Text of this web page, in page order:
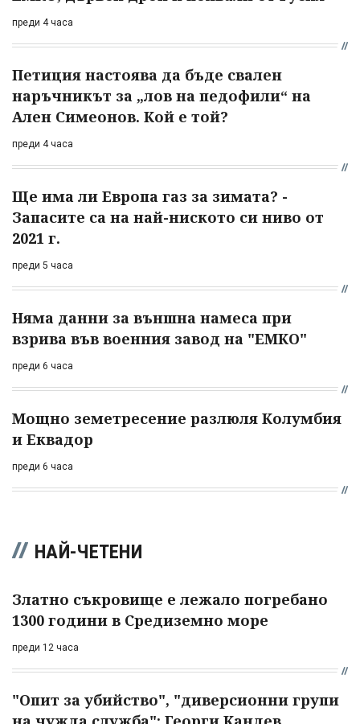
преди 4 часа
Петиция настоява да бъде свален
наръчникът за „лов на педофили“ на
Ален Симеонов. Кой е той?
преди 4 часа
Ще има ли Европа газ за зимата? -
Запасите са на най-ниското си ниво от
2021 г.
преди 5 часа
Няма данни за външна намеса при
взрива във военния завод на "ЕМКО"
преди 6 часа
Мощно земетресение разлюля Колумбия
и Еквадор
преди 6 часа
НАЙ-ЧЕТЕНИ
Златно съкровище е лежало погребано
1300 години в Средиземно море
преди 12 часа
"Опит за убийство", "диверсионни групи